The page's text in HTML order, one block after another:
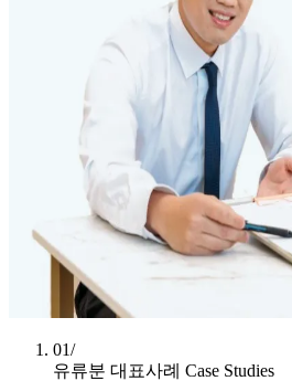
01/
유류분 대표사례 Case Studies